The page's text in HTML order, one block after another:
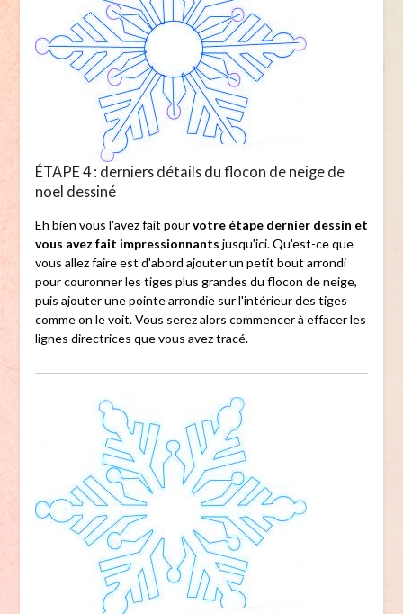
ÉTAPE 4 : derniers détails du flocon de neige de
noel dessiné
Eh bien vous l'avez fait pourvotre étape dernier dessin et
vous avez fait impressionnants jusqu'ici. Qu'est-ce que
vous allez faire est d'abord ajouter un petit bout arrondi
pour couronner les tiges plus grandes du flocon de neige,
puis ajouter une pointe arrondie sur l'intérieur des tiges
comme on le voit. Vous serez alors commencer à effacer les
lignes directrices que vous avez tracé.